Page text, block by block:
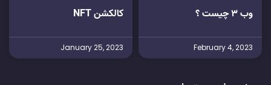
وب 3 چیست ؟
February 4, 2023
کالکشن NFT
January 25, 2023